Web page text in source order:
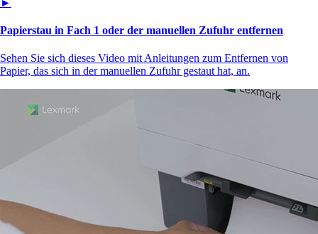
Papierstau in Fach 1 oder der manuellen Zufuhr entfernen
Sehen Sie sich dieses Video mit Anleitungen zum Entfernen von
Papier, das sich in der manuellen Zufuhr gestaut hat, an.